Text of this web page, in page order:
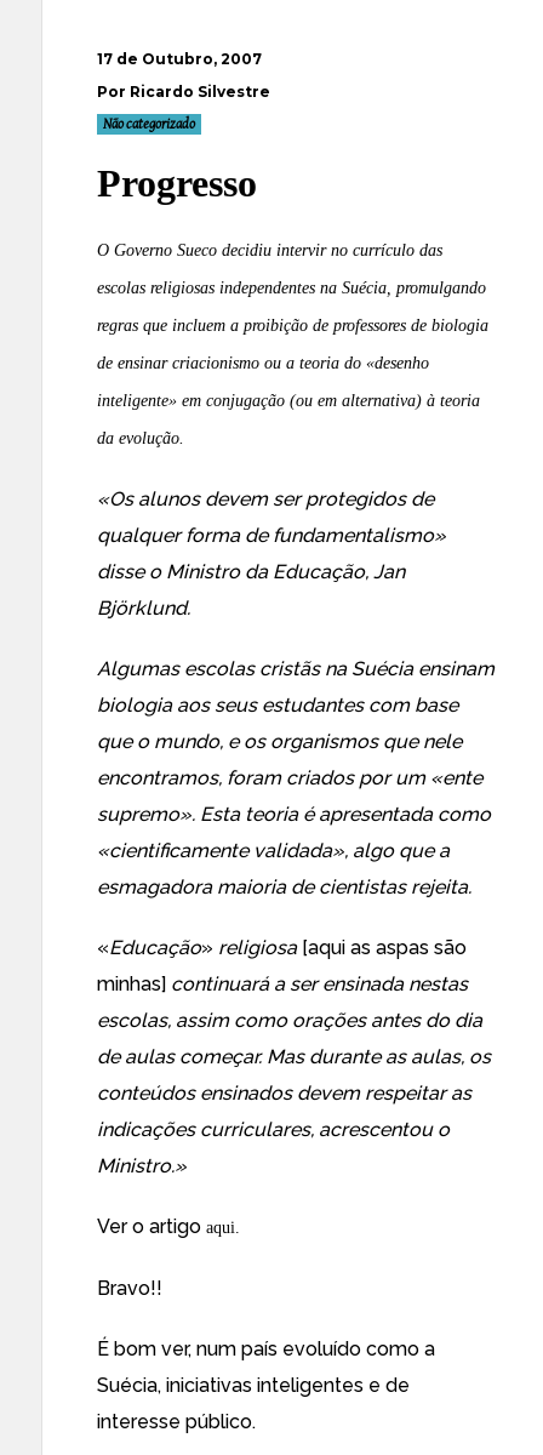
17 de Outubro, 2007
Por Ricardo Silvestre
Não categorizado
Progresso
O Governo Sueco decidiu intervir no currículo das
escolas religiosas independentes na Suécia, promulgando
regras que incluem a proibição de professores de biologia
de ensinar criacionismo ou a teoria do «desenho
inteligente» em conjugação (ou em alternativa) à teoria
da evolução.
«Os alunos devem ser protegidos de
qualquer forma de fundamentalismo»
disse o Ministro da Educação, Jan
Björklund.
Algumas escolas cristãs na Suécia ensinam
biologia aos seus estudantes com base
que o mundo, e os organismos que nele
encontramos, foram criados por um «ente
supremo». Esta teoria é apresentada como
«cientificamente validada», algo que a
esmagadora maioria de cientistas rejeita.
«Educação» religiosa[aqui as aspas são
minhas] continuará a ser ensinada nestas
escolas, assim como orações antes do dia
de aulas começar. Mas durante as aulas, os
conteúdos ensinados devem respeitar as
indicações curriculares, acrescentou o
Ministro.»
Ver o artigo aqui.
Bravo!!
É bom ver, num país evoluído como a
Suécia, iniciativas inteligentes e de
interesse público.